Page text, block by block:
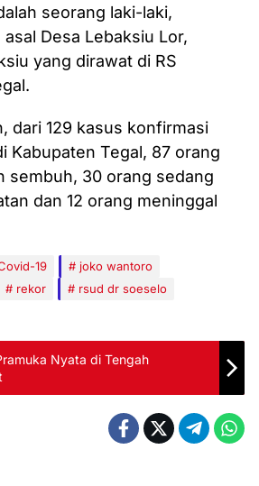
seorang laki-laki,
Desa Lebaksiu Lor,
yang dirawat di RS
dari 129 kasus konfirmasi
Kabupaten Tegal, 87 orang
sembuh, 30 orang sedang
dan 12 orang meninggal
19
joko wantoro
rekor
rsud dr soeselo
Nyata di Tengah